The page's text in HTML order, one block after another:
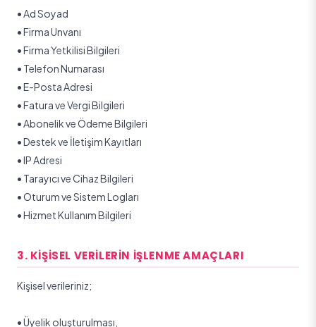
•Ad Soyad
•Firma Unvanı
•Firma Yetkilisi Bilgileri
• Telefon Numarası
•E-Posta Adresi
•Fatura ve Vergi Bilgileri
•Abonelik ve Ödeme Bilgileri
•Destek ve İletişim Kayıtları
•IP Adresi
• Tarayıcı ve Cihaz Bilgileri
•Oturum ve Sistem Logları
•Hizmet Kullanım Bilgileri
3. KIŞISEL VERILERIN İŞLENME AMAÇLARI
Kişisel verileriniz;
•Üyelik oluşturulması,